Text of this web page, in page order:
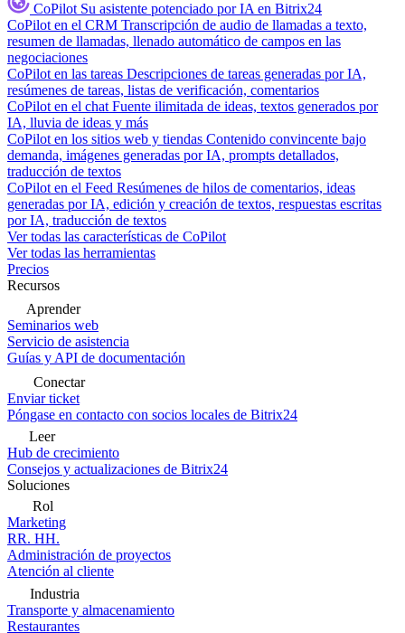
CoPilot Su asistente potenciado por IA en Bitrix24
CoPilot en el CRM Transcripción de audio de llamadas a texto,
resumen de llamadas, llenado automático de campos en las
negociaciones
CoPilot en las tareas Descripciones de tareas generadas por IA,
resúmenes de tareas, listas de verificación, comentarios
CoPilot en el chat Fuente ilimitada de ideas, textos generados por
IA, lluvia de ideas y más
CoPilot en los sitios web y tiendas Contenido convincente bajo
demanda, imágenes generadas por IA, prompts detallados,
traducción de textos
CoPilot en el Feed Resúmenes de hilos de comentarios, ideas
generadas por IA, edición y creación de textos, respuestas escritas
por IA, traducción de textos
Ver todas las características de CoPilot
Ver todas las herramientas
Precios
Recursos
Aprender
Seminarios web
Servicio de asistencia
Guías y API de documentación
Conectar
Enviar ticket
Póngase en contacto con socios locales de Bitrix24
Leer
Hub de crecimiento
Consejos y actualizaciones de Bitrix24
Soluciones
Rol
Marketing
RR. HH.
Administración de proyectos
Atención al cliente
Industria
Transporte y almacenamiento
Restaurantes